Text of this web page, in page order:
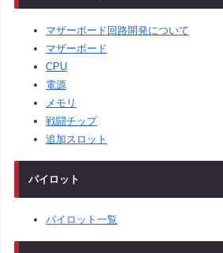
マザーボード回路開発について
マザーボード
CPU
電源
メモリ
戦闘チップ
追加スロット
パイロット
パイロット一覧